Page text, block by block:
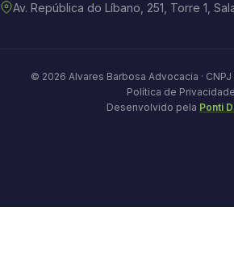
Av. República do Líbano, 251, Torre 1,
© 2026 Alvares Barbosa Advocacia ·
Política de Privacidade
Desenvolvido pela Ponti